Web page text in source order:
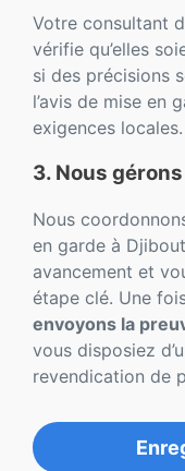
Votre consultant
vérifie qu’elles
si des précisions
l’avis de mise en
exigences locales.
3. Nous
Nous
en garde à
avancement et
étape clé. Une
envoyons la
vous disposiez
revendication de